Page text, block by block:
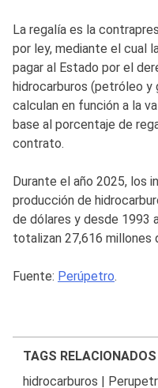
La regalía es la
por ley, mediante el cual
pagar al Estado por el
hidrocarburos (petróleo y
calculan en función a la
base al porcentaje de
contrato.
Durante el año 2025, los
producción de
de dólares y desde 1993
totalizan 27,616 millones
Fuente: Perúpetro.
TAGS RELACIONADOS
hidrocarburos